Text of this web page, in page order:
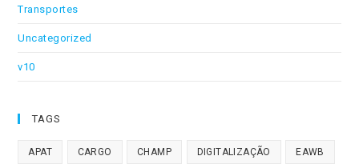
Transportes
Uncategorized
v10
TAGS
APAT CARGO CHAMP DIGITALIZAÇÃO EAWB